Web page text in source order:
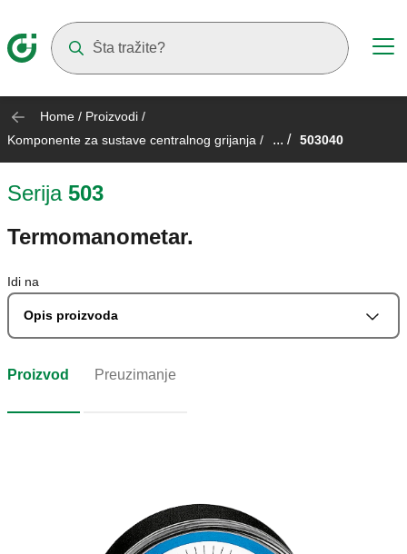
Home / Proizvodi /
Komponente za sustave centralnog grijanja / ... / 503040
Serija 503
Termomanometar.
Idi na
Opis proizvoda
Proizvod Preuzimanje